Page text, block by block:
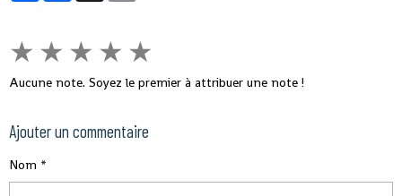
★ ★ ★ ★ ★
Aucune note. Soyez le premier à attribuer une note !
Ajouter un commentaire
Nom